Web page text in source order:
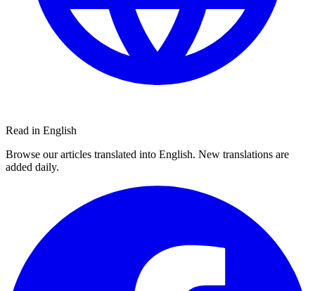
Read in English
Browse our articles translated into English. New translations are
added daily.